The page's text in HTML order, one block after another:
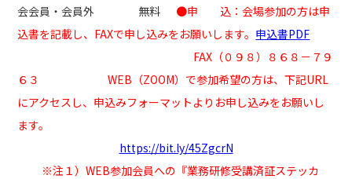
会会員・会員外 無料 ●申 込：会場参加の方は申
込書を記載し、FAXで申し込みをお願いします。 申込書PDF
FAX（０９８）８６８－７９
６３ WEB（ZOOM）で参加希望の方は、下記URL
にアクセスし、申込みフォーマットよりお申し込みをお願いし
ます。
https://bit.ly/45ZgcrN
※注１）WEB参加会員への『業務研修受講済証ステッカ